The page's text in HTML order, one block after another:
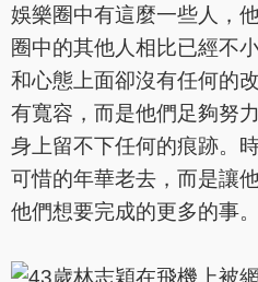
娛樂圈中有這麼一些人，
圈中的其他人相比已經不
和心態上面卻沒有任何的
有寬容，而是他們足夠努
身上留不下任何的痕跡。
可惜的年華老去，而是讓
他們想要完成的更多的事。